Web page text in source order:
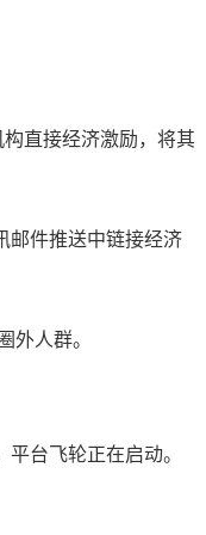
直接经济激励，将其
邮件推送中链接经济
外人群。
台飞轮正在启动。